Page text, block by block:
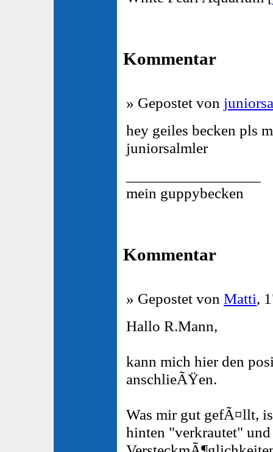
Kommentar
» Gepostet von
hey geiles becken pls
juniorsalmler
mein guppybecken
Kommentar
» Gepostet von Matti,
Hallo R.Mann,
kann mich hier den
anschlieÃŸen.
Was mir gut gefÃ¤llt,
hinten "verkrautet"